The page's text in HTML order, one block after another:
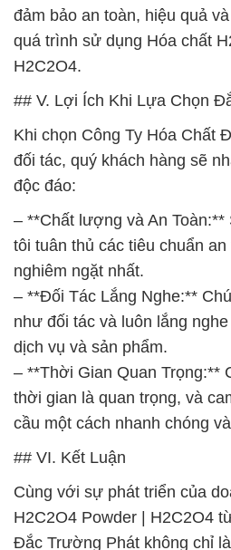
đảm bảo an toàn, hiệu quả
quá trình sử dụng Hóa chất
H2C2O4.
## V. Lợi Ích Khi Lựa Chọn
Khi chọn Công Ty Hóa Chất
đối tác, quý khách hàng sẽ
độc đáo:
– **Chất lượng và An Toàn:**
tôi tuân thủ các tiêu chuẩn
nghiêm ngặt nhất.
– **Đối Tác Lắng Nghe:**
như đối tác và luôn lắng
dịch vụ và sản phẩm.
– **Thời Gian Quan Trọng:**
thời gian là quan trọng, và
cầu một cách nhanh chóng
## VI. Kết Luận
Cùng với sự phát triển của
H2C2O4 Powder | H2C2O4
Đắc Trường Phát không chỉ